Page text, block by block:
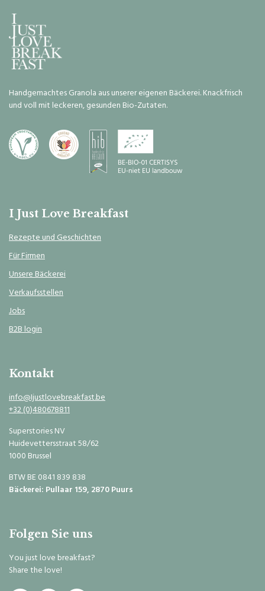
Handgemachtes Granola aus unserer eigenen Bäckerei. Knackfrisch
und voll mit leckeren, gesunden Bio-Zutaten.
I Just Love Breakfast
Rezepte und Geschichten
Für Firmen
Unsere Bäckerei
Verkaufsstellen
Jobs
B2B login
Kontakt
info@Ijustlovebreakfast.be
+32 (0)480678811
Superstories NV
Huidevettersstraat 58/62
1000 Brussel
BTW BE 0841 839 838
Bäckerei: Pullaar 159, 2870 Puurs
Folgen Sie uns
You just love breakfast?
Share the love!